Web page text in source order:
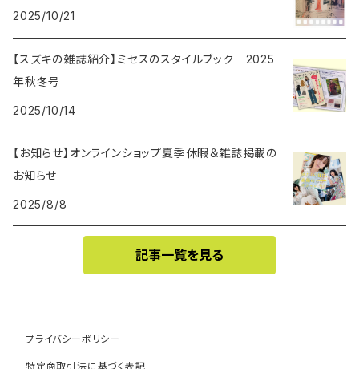
2025/10/21
【スズキの雑誌紹介】ミセスのスタイルブック 2025
年秋冬号
2025/10/14
【お知らせ】オンラインショップ夏季休暇＆雑誌掲載の
お知らせ
2025/8/8
記事一覧を見る
プライバシーポリシー
特定商取引法に基づく表記